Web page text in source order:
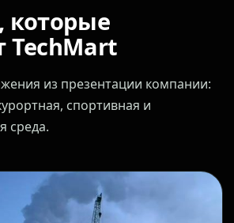
которые
TechMart
из презентации компании:
спортивная и
среда.